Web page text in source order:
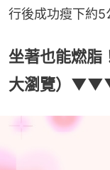
行後成功瘦下約5
坐著也能燃脂
大瀏覽）